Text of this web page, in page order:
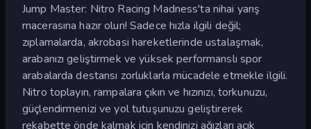
Jump Master: Nitro Racing Madness'ta nihai yarış
macerasına hazır olun! Sadece hızla ilgili değil;
zıplamalarda, akrobasi hareketlerinde ustalaşmak,
arabanızı geliştirmek ve yüksek performanslı spor
arabalarda destansı zorluklarla mücadele etmekle ilgili.
Nitro toplayın, rampalara çıkın ve hızınızı, torkunuzu,
güçlendirmenizi ve yol tutuşunuzu geliştirerek
rekabette önde kalmak için kendinizi ağızları açık